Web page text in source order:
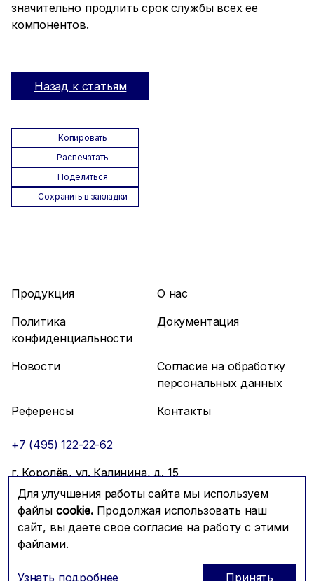
значительно продлить срок службы всех ее
компонентов.
Назад к статьям
Копировать
Распечатать
Поделиться
Сохранить в закладки
Для улучшения работы сайта мы используем
файлы cookie.Продолжая использовать наш
сайт, вы даете свое согласие на работу с этими
файлами.
Узнать подробнее Принять
Продукция
О нас
Политика
конфиденциальности
Документация
Новости
Согласие на обработку
персональных данных
Референсы
Контакты
+7 (495) 122-22-62
г. Королёв, ул. Калинина, д. 15
info@mfmc.ru
Связаться с нами
© 2026 Компания МФМК Prominado